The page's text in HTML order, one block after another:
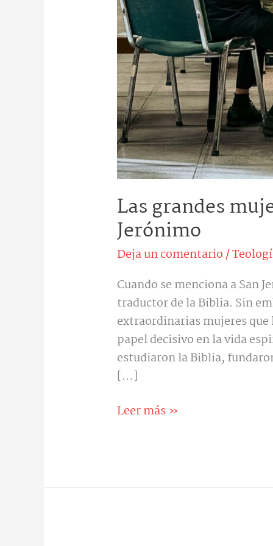
Las grandes
Jerónimo
Deja un comentario/
Cuando se menciona a San
traductor de la Biblia. Sin
extraordinarias mujeres
papel decisivo en la vida
estudiaron la Biblia,
[…]
Leer más »